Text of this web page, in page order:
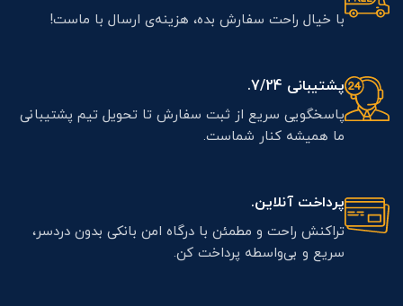
با خیال راحت سفارش بده، هزینه‌ی ارسال با ماست!
پشتیبانی 7/24.
پاسخگویی سریع از ثبت سفارش تا تحویل تیم پشتیبانی
ما همیشه کنار شماست.
پرداخت آنلاین.
تراکنش راحت و مطمئن با درگاه امن بانکی بدون دردسر،
سریع و بی‌واسطه پرداخت کن.